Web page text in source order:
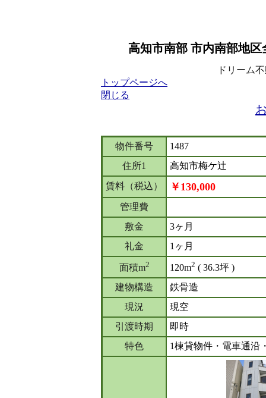
高知市南部 市内南部地
ドリーム
トップページへ
閉じる
物件番号
1487
住所1
高知市梅ケ辻
賃料（税込）
￥130,000
管理費
敷金
3ヶ月
礼金
1ヶ月
面積m2 120m2 ( 36.3坪 )
建物構造
鉄骨造
現況
現空
引渡時期
即時
特色
1棟貸物件・電車通沿